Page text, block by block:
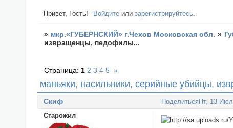
Привет, Гость! Войдите илизарегистрируйтесь.
» мкр.«ГУБЕРНСКИЙ» г.Чехов Московская обл. »
извращенцы, педофилы...
маньяки, насильники, серийные убийцы,
Страница: 1 2 3 4 5 »
Поделиться Пт, 13
Cкиф
Старожил